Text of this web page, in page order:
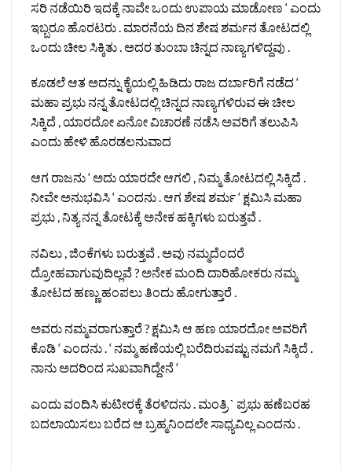
ಸರಿ ನಡೆಯಿರಿ ಇದಕ್ಕೆ ನಾವೇ ಒಂದು ಉಪಾಯ ಮಾಡೋಣ ‘ ಎಂದು
ಇಬ್ಬರೂ ಹೊರಟರು . ಮಾರನೆಯ ದಿನ ಶೇಷ ಶರ್ಮನ ತೋಟದಲ್ಲಿ
ಒಂದು ಚೀಲ ಸಿಕ್ಕಿತು . ಅದರ ತುಂಬಾ ಚಿನ್ನದ ನಾಣ್ಯಗಳಿದ್ದವು .
ಕೂಡಲೆ ಆತ ಅದನ್ನು ಕೈಯಲ್ಲಿ ಹಿಡಿದು ರಾಜ ದರ್ಬಾರಿಗೆ ನಡೆದ ‘
ಮಹಾ ಪ್ರಭು ನನ್ನ ತೋಟದಲ್ಲಿ ಚಿನ್ನದ ನಾಣ್ಯಗಳಿರುವ ಈ ಚೀಲ
ಸಿಕ್ಕಿದೆ , ಯಾರದೋ ಏನೋ ವಿಚಾರಣೆ ನಡೆಸಿ ಅವರಿಗೆ ತಲುಪಿಸಿ
ಎಂದು ಹೇಳಿ ಹೊರಡಲನುವಾದ
ಆಗ ರಾಜನು ‘ ಅದು ಯಾರದೇ ಆಗಲಿ , ನಿಮ್ಮ ತೋಟದಲ್ಲಿ ಸಿಕ್ಕಿದೆ .
ನೀವೇ ಅನುಭವಿಸಿ ‘ ಎಂದನು . ಆಗ ಶೇಷ ಶರ್ಮ ‘ ಕ್ಷಮಿಸಿ ಮಹಾ
ಪ್ರಭು , ನಿತ್ಯ ನನ್ನ ತೋಟಕ್ಕೆ ಅನೇಕ ಹಕ್ಕಿಗಳು ಬರುತ್ತವೆ .
ನವಿಲು , ಜಿಂಕೆಗಳು ಬರುತ್ತವೆ . ಅವು ನಮ್ಮದೆಂದರೆ
ದ್ರೋಹವಾಗುವುದಿಲ್ಲವೆ ? ಅನೇಕ ಮಂದಿ ದಾರಿಹೋಕರು ನಮ್ಮ
ತೋಟದ ಹಣ್ಣು ಹಂಪಲು ತಿಂದು ಹೋಗುತ್ತಾರೆ .
ಅವರು ನಮ್ಮವರಾಗುತ್ತಾರೆ ? ಕ್ಷಮಿಸಿ ಆ ಹಣ ಯಾರದೋ ಅವರಿಗೆ
ಕೊಡಿ ‘ ಎಂದನು . ‘ ನಮ್ಮ ಹಣೆಯಲ್ಲಿ ಬರೆದಿರುವಷ್ಟು ನಮಗೆ ಸಿಕ್ಕಿದೆ .
ನಾನು ಅದರಿಂದ ಸುಖವಾಗಿದ್ದೇನೆ ‘
ಎಂದು ವಂದಿಸಿ ಕುಟೀರಕ್ಕೆ ತೆರಳಿದನು . ಮಂತ್ರಿ ` ಪ್ರಭು ಹಣೆಬರಹ
ಬದಲಾಯಿಸಲು ಬರೆದ ಆ ಬ್ರಹ್ಮನಿಂದಲೇ ಸಾಧ್ಯವಿಲ್ಲ ಎಂದನು .